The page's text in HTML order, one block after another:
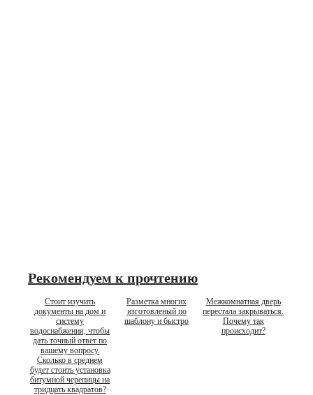
Рекомендуем к прочтению
Стоит изучить
документы на дом и
систему
водоснабжения, чтобы
дать точный ответ по
вашему вопросу.
Разметка многих
изготовленый по
шаблону и быстро
Межкомнатная дверь
перестала закрываться.
Почему так
происходит?
Сколько в среднем
будет стоить установка
битумной черепицы на
тридцать квадратов?